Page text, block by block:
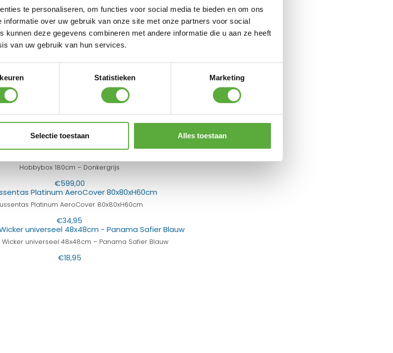
te personaliseren, om functies voor social media te bieden en om ons
over uw gebruik van onze site met onze partners voor social
kunnen deze gegevens combineren met andere informatie die u aan ze heeft
van uw gebruik van hun services.
Statistieken Marketing
Selectie toestaan Alles toestaan
Folio lounge tuinstoel – Antraciet
€179,00
€19,95
Hobbybox 180cm – Donkergrijs
€599,00
Platinum AeroCover 80x80xH60cm
€34,95
Wicker universeel 48x48cm – Panama Safier Blauw
€18,95